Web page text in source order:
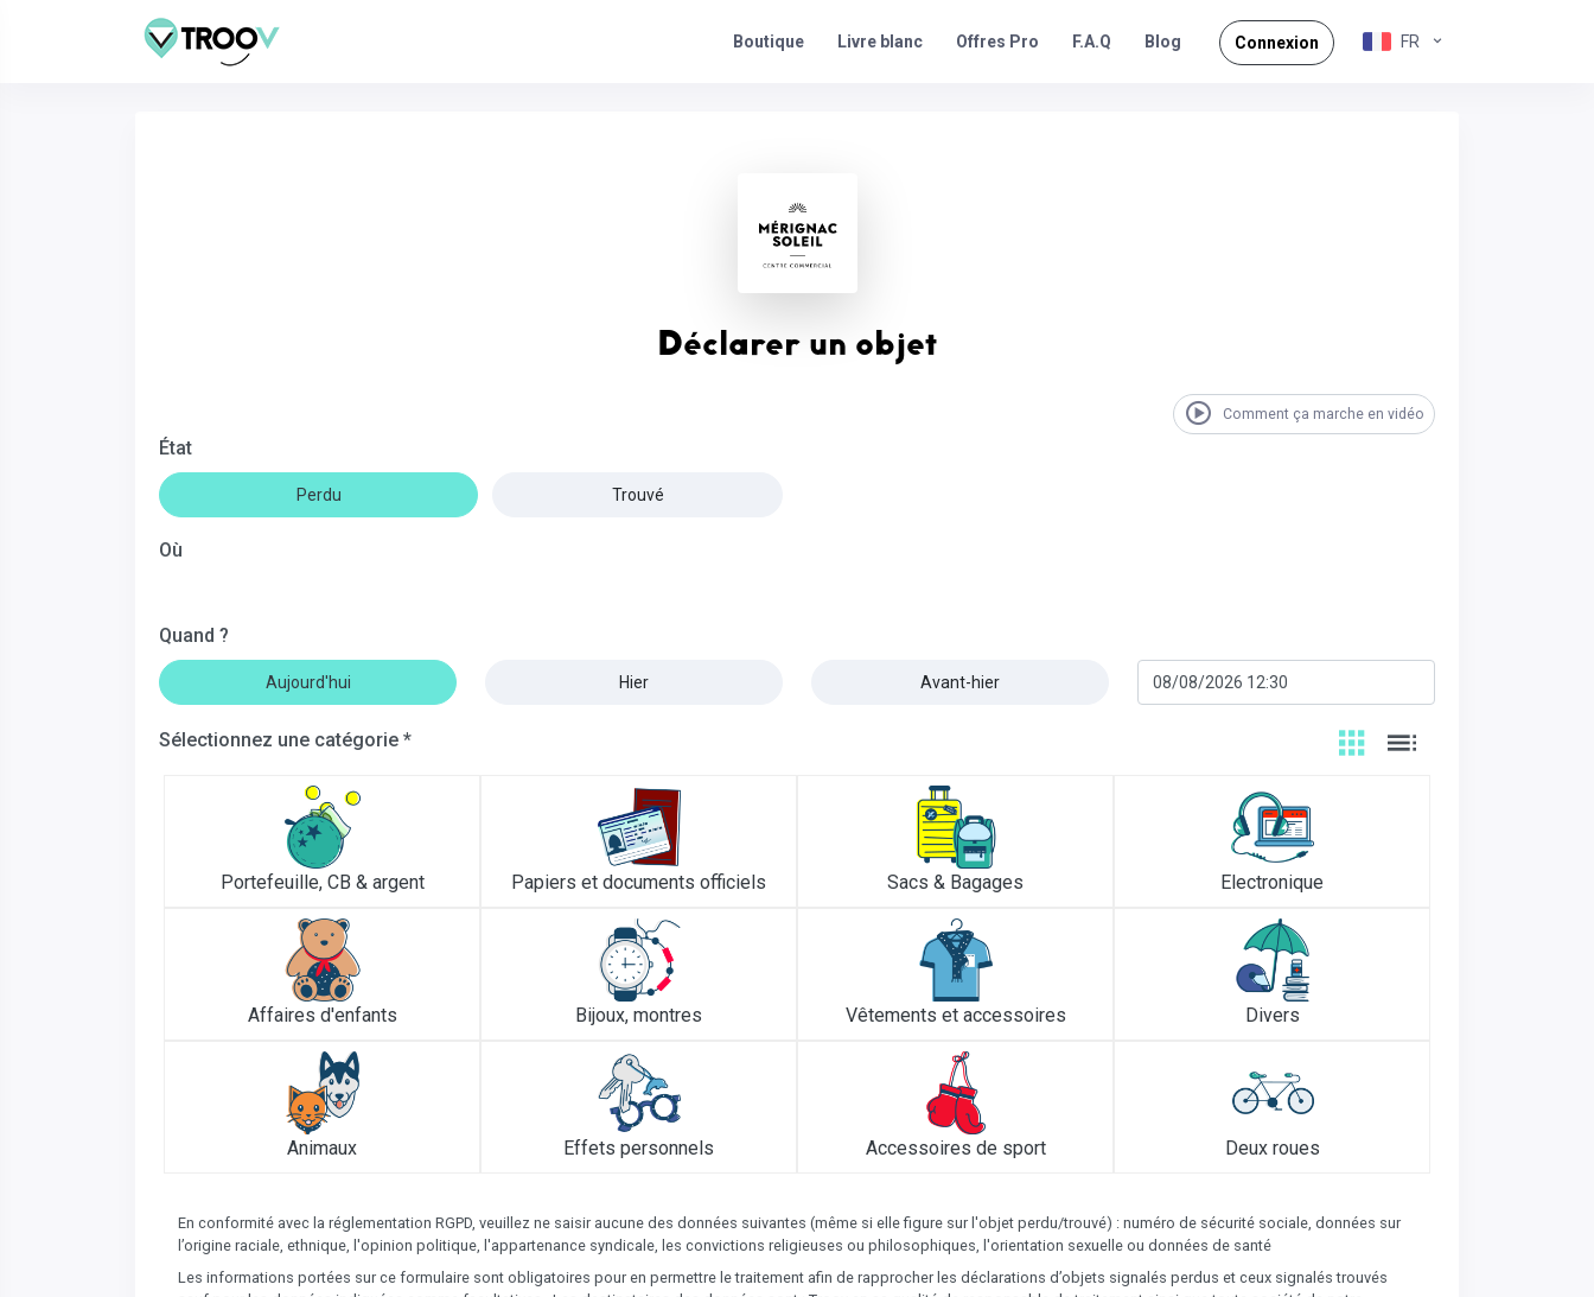
Boutique Livre blanc Offres Pro F.A.Q Blog Connexion FR
Déclarer un objet
Comment ça marche en vidéo
État
Perdu Trouvé
Où
Quand ?
Aujourd'hui Hier Avant-hier
Sélectionnez une catégorie *
Portefeuille, CB & argent Papiers et documents officiels Sacs & Bagages Electronique
Affaires d'enfants Bijoux, montres Vêtements et accessoires Divers
Animaux Effets personnels Accessoires de sport Deux roues
En conformité avec la réglementation RGPD, veuillez ne saisir aucune des données suivantes (même si elle figure sur l'objet perdu/trouvé) : numéro de sécurité sociale, données sur
l’origine raciale, ethnique, l'opinion politique, l'appartenance syndicale, les convictions religieuses ou philosophiques, l'orientation sexuelle ou données de santé
Les informations portées sur ce formulaire sont obligatoires pour en permettre le traitement afin de rapprocher les déclarations d’objets signalés perdus et ceux signalés trouvés